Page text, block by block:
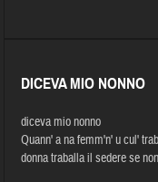
DICEVA MIO NONNO
diceva mio nonno
Quann' a na femm'n' u cul'
donna traballa il sedere se